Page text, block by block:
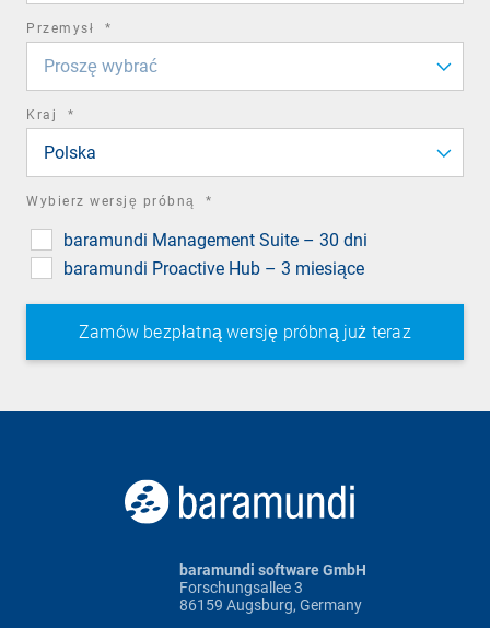
Przemysł *
Proszę wybrać
Kraj *
Polska
Wybierz wersję próbną *
baramundi Management Suite – 30 dni
baramundi Proactive Hub – 3 miesiące
baramundi software GmbH
Forschungsallee 3
86159 Augsburg, Germany